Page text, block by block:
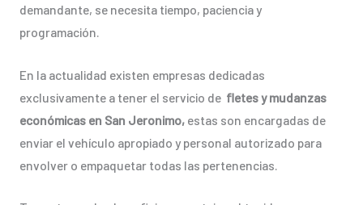
demandante, se necesita tiempo, paciencia y
programación.
En la actualidad existen empresas dedicadas
exclusivamente a tener el servicio de fletes y mudanzas
económicas en San Jeronimo,estas son encargadas de
enviar el vehículo apropiado y personal autorizado para
envolver o empaquetar todas las pertenencias.